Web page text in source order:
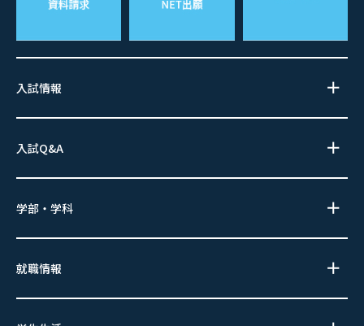
入試情報
入試Q&A
学部・学科
就職情報